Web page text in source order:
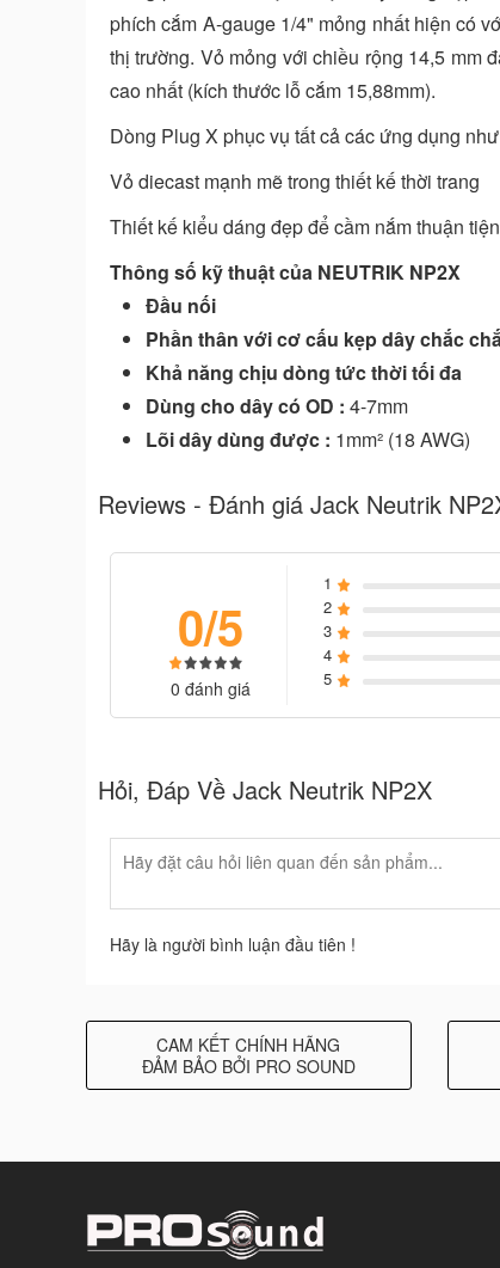
phích cắm A-gauge 1/4" mỏng nhất hiện có
thị trường. Vỏ mỏng với chiều rộng 14,5 mm
cao nhất (kích thước lỗ cắm 15,88mm).
Dòng Plug X phục vụ tất cả các ứng dụng
Vỏ diecast mạnh mẽ trong thiết kế thời trang
Thiết kế kiểu dáng đẹp để cầm nắm thuận
Thông số kỹ thuật của NEUTRIK NP2X
Đầu nối
Phần thân với cơ cấu kẹp dây chắc
Khả năng chịu dòng tức thời tối đa
Dùng cho dây có OD : 4-7mm
Lõi dây dùng được : 1mm² (18 AWG)
Reviews - Đánh giá Jack Neutrik
0/5
0 đánh giá
1
2
3
4
5
Hỏi, Đáp Về Jack Neutrik NP2X
Hãy là người bình luận đầu tiên !
CAM KẾT CHÍNH HÃNG
ĐẢM BẢO BỞI PRO SOUND